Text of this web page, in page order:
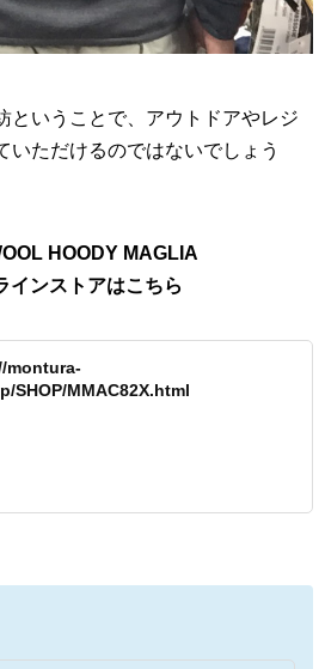
ということで、アウトドアやレジ
いただけるのではないでしょう
HOODY MAGLIA
インストアはこちら
montura-
SHOP/MMAC82X.html